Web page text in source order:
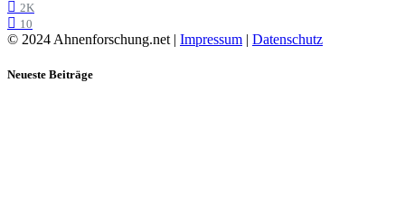
2K
10
© 2024 Ahnenforschung.net | Impressum | Datenschutz
Neueste Beiträge